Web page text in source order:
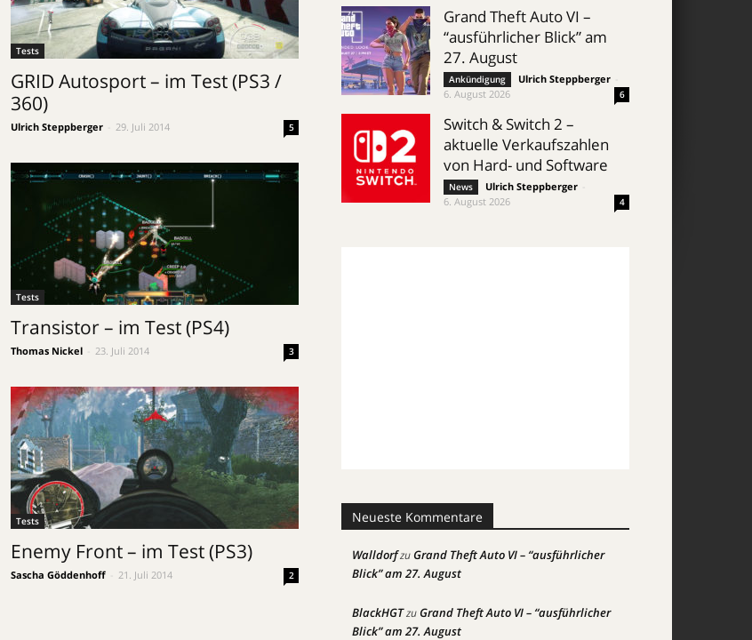
Tests
GRID Autosport – im Test (PS3 /
360)
Ulrich Steppberger 29. Juli 2014 5
Tests
Transistor – im Test (PS4)
Thomas Nickel 23. Juli 2014 3
Tests
Enemy Front – im Test (PS3)
Sascha Göddenhoff 21. Juli 2014 2
Grand Theft Auto VI –
“ausführlicher Blick” am
27. August
Ankündigung Ulrich Steppberger
6. August 2026
6
Switch & Switch 2 –
aktuelle Verkaufszahlen
von Hard- und Software
News Ulrich Steppberger
6. August 2026
4
Neueste Kommentare
WalldorfzuGrand Theft Auto VI – “ausführlicher
Blick” am 27. August
BlackHGTzuGrand Theft Auto VI – “ausführlicher
Blick” am 27. August